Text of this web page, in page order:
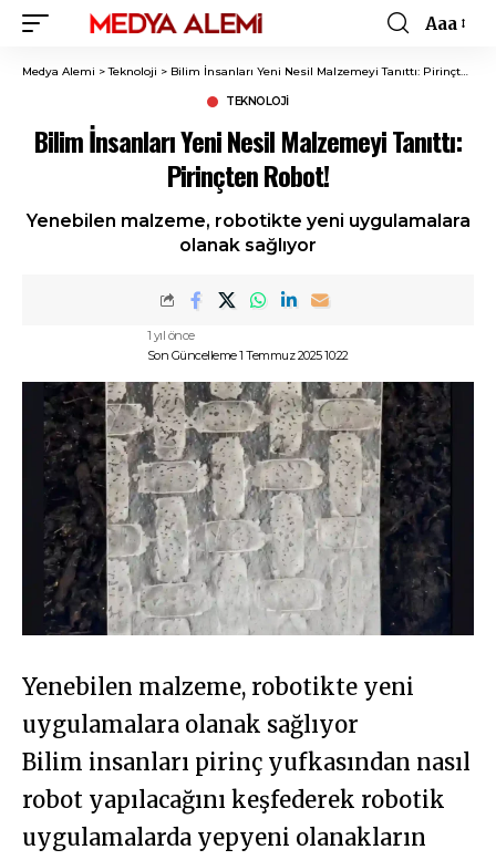
Font
Resizer
Aaa
Medya Alemi >Teknoloji > Bilim İnsanları Yeni Nesil Malzemeyi Tanıttı: Pirinçten Robot!
TEKNOLOJI
Bilim İnsanları Yeni Nesil Malzemeyi Tanıttı:
Pirinçten Robot!
Yenebilen malzeme, robotikte yeni uygulamalara
olanak sağlıyor
Son Güncelleme 1 Temmuz 2025 10:22
1 yıl önce
Yenebilen malzeme, robotikte yeni
uygulamalara olanak sağlıyor
Bilim insanları pirinç yufkasından nasıl
robot yapılacağını keşfederek robotik
uygulamalarda yepyeni olanakların